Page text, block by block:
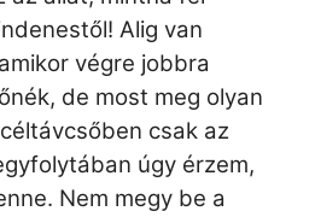
Alig van
végre jobbra
de most meg olyan
csak az
úgy érzem,
Nem megy be a